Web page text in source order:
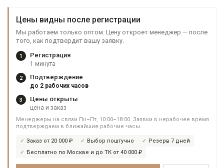
Цены видны после регистрации
Мы работаем только оптом. Цену откроет менеджер — после
того, как подтвердит вашу заявку.
1 Регистрация
1 минута
2 Подтверждение
до 2 рабочих часов
3 Цены открыты
цена и заказ
Менеджеры на связи Пн–Пт, 10:00–18:00. Заявки в нерабочее время
подтверждаем в ближайшие рабочие часы.
Заказ от 20 000 ₽ Выбор поштучно
Резерв 7 дней
Бесплатно по Москве и до ТК от 40 000 ₽